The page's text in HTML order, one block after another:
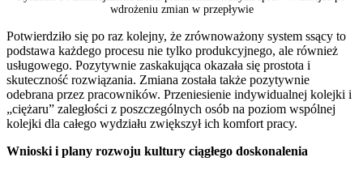
wdrożeniu zmian w przepływie
Potwierdziło się po raz kolejny, że zrównoważony system ssący to
podstawa każdego procesu nie tylko produkcyjnego, ale również
usługowego. Pozytywnie zaskakująca okazała się prostota i
skuteczność rozwiązania. Zmiana została także pozytywnie
odebrana przez pracowników. Przeniesienie indywidualnej kolejki i
„ciężaru” zaległości z poszczególnych osób na poziom wspólnej
kolejki dla całego wydziału zwiększył ich komfort pracy.
Wnioski i plany rozwoju kultury ciągłego doskonalenia